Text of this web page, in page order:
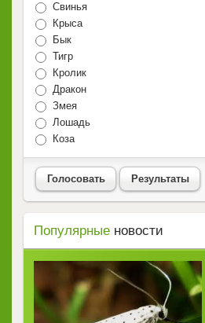
Свинья
Крыса
Бык
Тигр
Кролик
Дракон
Змея
Лошадь
Коза
Голосовать Результаты
Популярные новости